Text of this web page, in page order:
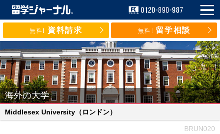
無料! 資料請求 無料! 留学相談
海外の大学
Middlesex University （ロンドン）
BRUN020